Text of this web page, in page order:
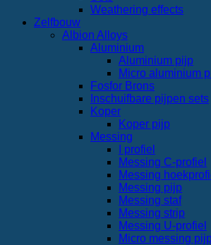
Weathering effects
Zelfbouw
Albion Alloys
Aluminium
Aluminium pijp
Micro aluminium
Fosfor Brons
Inschuifbare pijpen sets
Koper
Koper pijp
Messing
I profiel
Messing C-profiel
Messing
Messing pijp
Messing staf
Messing strip
Messing U-profiel
Micro messing